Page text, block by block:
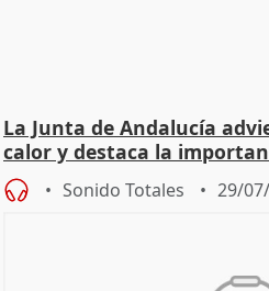
La Junta de Andalucía
calor y destaca la
Sonido Totales 29/